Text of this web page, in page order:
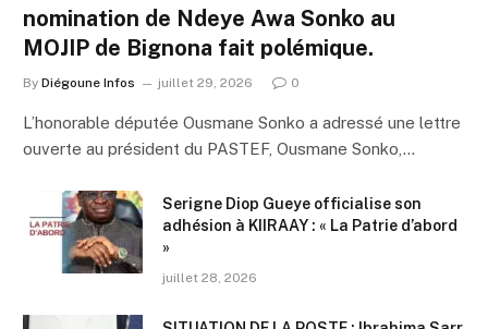
nomination de Ndeye Awa Sonko au
MOJIP de Bignona fait polémique.
By Diégoune Infos juillet 29, 2026 0
L’honorable députée Ousmane Sonko a adressé une lettre
ouverte au président du PASTEF, Ousmane Sonko,…
Serigne Diop Gueye officialise son
adhésion à KIIRAAY : « La Patrie d’abord
»
juillet 28, 2026